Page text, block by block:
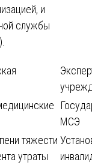
и
службы
МСЭ
тяжести
утраты